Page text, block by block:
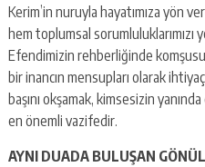
Kerim’in nuruyla hayatımıza yön
hem toplumsal sorumluluklarımızı
Efendimizin rehberliğinde
bir inancın mensupları olarak
başını okşamak, kimsesizin
en önemli vazifedir.
AYNI DUADA BULUŞAN